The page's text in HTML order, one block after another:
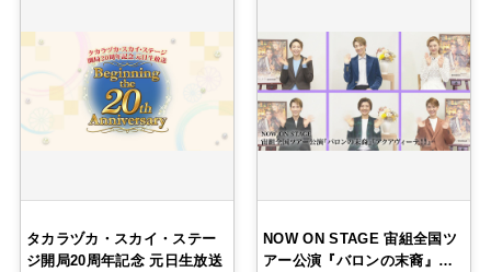
タカラヅカ・スカイ・ステー
ジ開局20周年記念 元日生放送
NOW ON STAGE 宙組全国ツ
アー公演『バロンの末裔』…